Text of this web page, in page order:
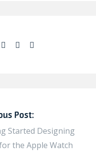
Post:
Started Designing
the Apple Watch